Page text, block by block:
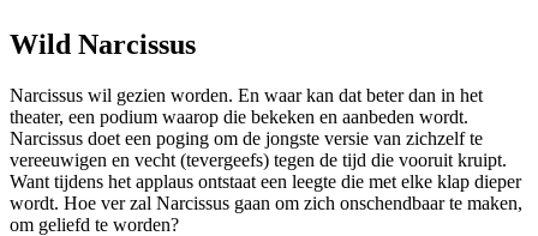
Wild Narcissus
Narcissus wil gezien worden. En waar kan dat beter dan in het
theater, een podium waarop die bekeken en aanbeden wordt.
Narcissus doet een poging om de jongste versie van zichzelf te
vereeuwigen en vecht (tevergeefs) tegen de tijd die vooruit kruipt.
Want tijdens het applaus ontstaat een leegte die met elke klap dieper
wordt. Hoe ver zal Narcissus gaan om zich onschendbaar te maken,
om geliefd te worden?